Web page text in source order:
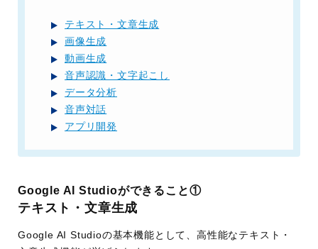
テキスト・文章生成
画像生成
動画生成
音声認識・文字起こし
データ分析
音声対話
アプリ開発
Google AI Studioができること①
テキスト・文章生成
Google AI Studioの基本機能として、高性能なテキスト・